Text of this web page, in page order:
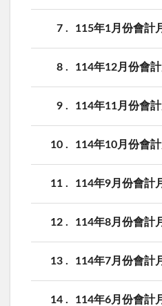
7 115年1月份會計
8 114年12月份會
9 114年11月份會
10 114年10月份會
11 114年9月份會計
12 114年8月份會計
13 114年7月份會計
14 114年6月份會計